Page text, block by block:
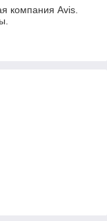
компания Avis.